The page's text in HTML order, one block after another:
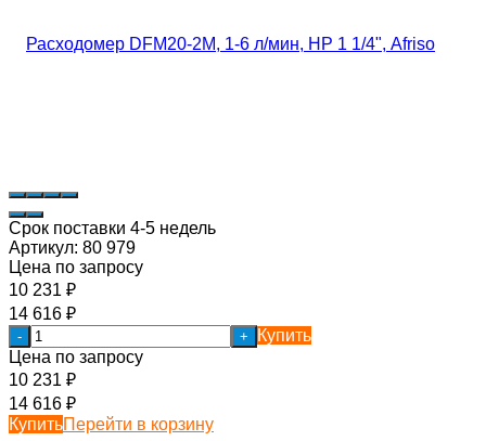
Срок поставки 4-5 недель
Артикул: 80 979
Цена по запросу
10 231 ₽
14 616 ₽
- +
Купить
Цена по запросу
10 231 ₽
14 616 ₽
КупитьПерейти в корзину